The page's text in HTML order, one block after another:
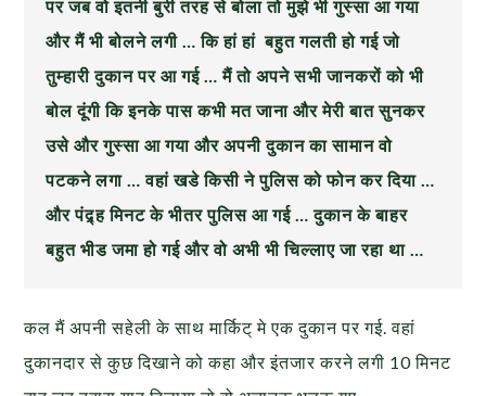
पर जब वो इतनी बुरी तरह से बोला तो मुझे भी गुस्सा आ गया
और मैं भी बोलने लगी … कि हां हां बहुत गलती हो गई जो
तुम्हारी दुकान पर आ गई … मैं तो अपने सभी जानकरों को भी
बोल दूंगी कि इनके पास कभी मत जाना और मेरी बात सुनकर
उसे और गुस्सा आ गया और अपनी दुकान का सामान वो
पटकने लगा … वहां खडे किसी ने पुलिस को फोन कर दिया …
और पंद्र्ह मिनट के भीतर पुलिस आ गई … दुकान के बाहर
बहुत भीड जमा हो गई और वो अभी भी चिल्लाए जा रहा था …
कल मैं अपनी सहेली के साथ मार्किट् मे एक दुकान पर गई. वहां
दुकानदार से कुछ दिखाने को कहा और इंतजार करने लगी 10 मिनट